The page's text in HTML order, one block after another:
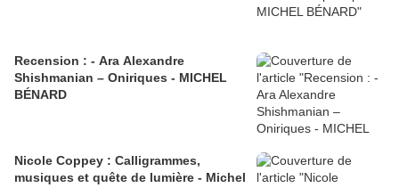
Recension : - Ara Alexandre
Shishmanian – Oniriques - MICHEL
BÉNARD
Nicole Coppey : Calligrammes,
musiques et quête de lumière - Michel